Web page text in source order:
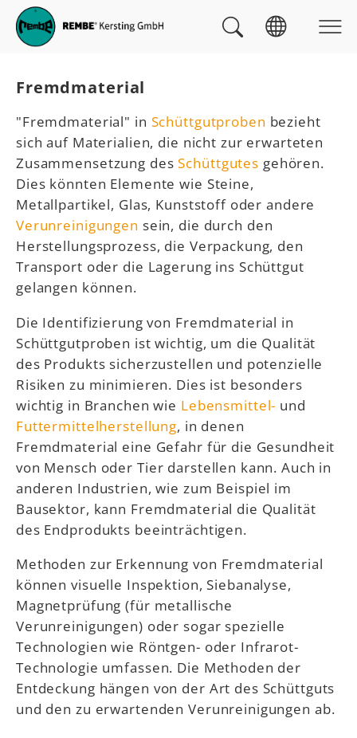
Skip to main navigation
zum Inhalt
Skip to page footer
Fremdmaterial
"Fremdmaterial" in Schüttgutproben bezieht
sich auf Materialien, die nicht zur erwarteten
Zusammensetzung desSchüttgutes gehören.
Dies könnten Elemente wie Steine,
Metallpartikel, Glas, Kunststoff oder andere
Verunreinigungen sein, die durch den
Herstellungsprozess, die Verpackung, den
Transport oder die Lagerung ins Schüttgut
gelangen können.
Die Identifizierung von Fremdmaterial in
Schüttgutproben ist wichtig, um die Qualität
des Produkts sicherzustellen und potenzielle
Risiken zu minimieren. Dies ist besonders
wichtig in Branchen wie Lebensmittel- und
Futtermittelherstellung, in denen
Fremdmaterial eine Gefahr für die Gesundheit
von Mensch oder Tier darstellen kann. Auch in
anderen Industrien, wie zum Beispiel im
Bausektor, kann Fremdmaterial die Qualität
des Endprodukts beeinträchtigen.
Methoden zur Erkennung von Fremdmaterial
können visuelle Inspektion, Siebanalyse,
Magnetprüfung (für metallische
Verunreinigungen) oder sogar spezielle
Technologien wie Röntgen- oder Infrarot-
Technologie umfassen. Die Methoden der
Entdeckung hängen von der Art des Schüttguts
und den zu erwartenden Verunreinigungen ab.